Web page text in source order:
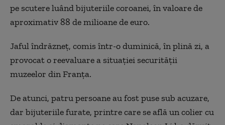
pe scutere luând bijuteriile coroanei, în valoare de
aproximativ 88 de milioane de euro.
Jaful îndrăzneţ, comis într-o duminică, în plină zi, a
provocat o reevaluare a situaţiei securităţii
muzeelor din Franţa.
De atunci, patru persoane au fost puse sub acuzare,
dar bijuteriile furate, printre care se află un colier cu